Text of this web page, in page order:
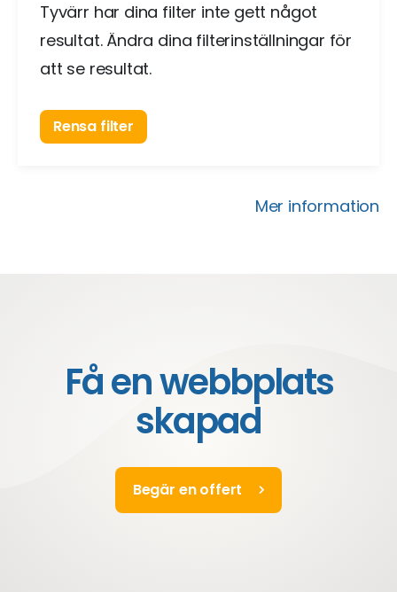
Tyvärr har dina filter inte gett något
resultat. Ändra dina filterinställningar för
att se resultat.
Rensa filter
Mer information
Få en webbplats
skapad
Begär en offert